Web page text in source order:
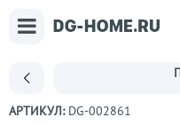
АРТИКУЛ: DG-002861